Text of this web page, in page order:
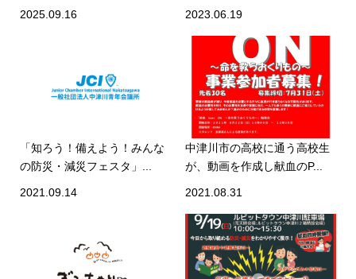
2025.09.16 2023.06.19
「知ろう！備えよう！みんな
の防災・減災フェスタ」...
2021.09.14
中津川市の高校に通う高校生
が、動画を作成し献血のP...
2021.08.31